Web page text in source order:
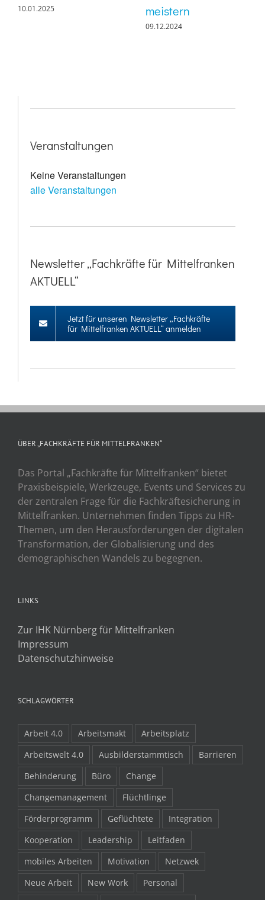
10.01.2025
meistern
09.12.2024
Veranstaltungen
Keine Veranstaltungen
alle Veranstaltungen
Newsletter „Fachkräfte für Mittelfranken
AKTUELL“
Jetzt für unseren Newsletter „Fachkräfte
für Mittelfranken AKTUELL“ anmelden
ÜBER „FACHKRÄFTE FÜR MITTELFRANKEN“
Das Portal „Fachkräfte für Mittelfranken“ bietet
Praxisbeispiele, Werkzeuge, Events und Services zu
der zentralen Frage für die Fachkräftesicherung in
Mittelfranken. Unternehmen finden Tipps zu HR-
Themen, um den Herausforderungen der digitalen
Transformation, der Globalisierung und des
demographischen Wandels zu begegnen.
LINKS
Zur IHK Nürnberg für Mittelfranken
Impressum
Datenschutzhinweise
SCHLAGWÖRTER
Arbeit 4.0 Arbeitsmakt
Arbeitsplatz
Arbeitswelt 4.0
Ausbilderstammtisch
Barrieren
Behinderung
Büro
Change
Changemanagement
Flüchtlinge
Förderprogramm
Geflüchtete
Integration
Kooperation
Leadership
Leitfaden
mobiles Arbeiten
Motivation
Netzwek
Neue Arbeit
New Work
Personal